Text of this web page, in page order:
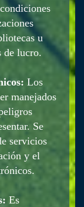
u
de lucro.
Los
manejados
Se
servicios
y el
Es